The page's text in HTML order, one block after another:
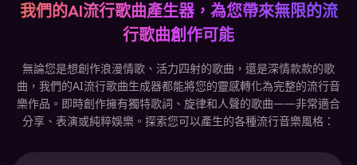
我們的AI流行歌曲產生器，為您帶來無限的流
行歌曲創作可能
無論您是想創作浪漫情歌、活力四射的歌曲，還是深情款款的歌
曲，我們的AI流行歌曲生成器都能將您的靈感轉化為完整的流行音
樂作品。即時創作擁有獨特歌詞、旋律和人聲的歌曲——非常適合
分享、表演或純粹娛樂。探索您可以產生的各種流行音樂風格：